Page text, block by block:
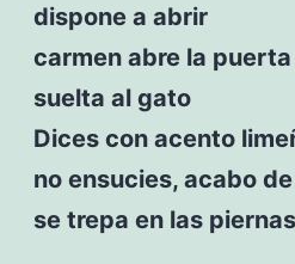
dispone a abrir
carmen abre la
suelta al gato
Dices con acento
no ensucies, acabo
se trepa en las